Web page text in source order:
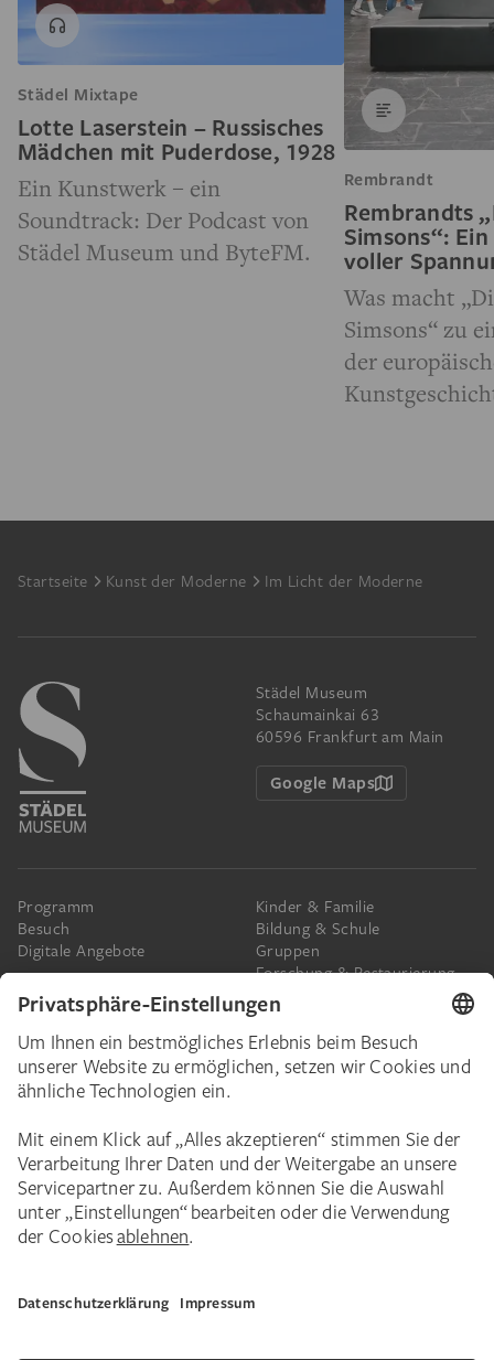
Städel Mixtape
Lotte Laserstein – Russisches
Mädchen mit Puderdose, 1928
Ein Kunstwerk – ein
Soundtrack: Der Podcast von
Städel Museum und ByteFM.
Rembrandt
Rembrandts
Simsons“:
voller
Was macht
Simsons“ zu
der
Footer
Startseite Kunst der Moderne Im Licht der Moderne
Städel Museum
Schaumainkai 63
60596 Frankfurt am Main
Google Maps
Programm
Besuch
Digitale Angebote
Kinder & Familie
Bildung & Schule
Gruppen
Forschung & Restaurierung
Presse
Das Städel
Spenden
Schenkungen & Nachlass
Corporate Events
Städelverein
Karriere
Städel Stories
Newsletter